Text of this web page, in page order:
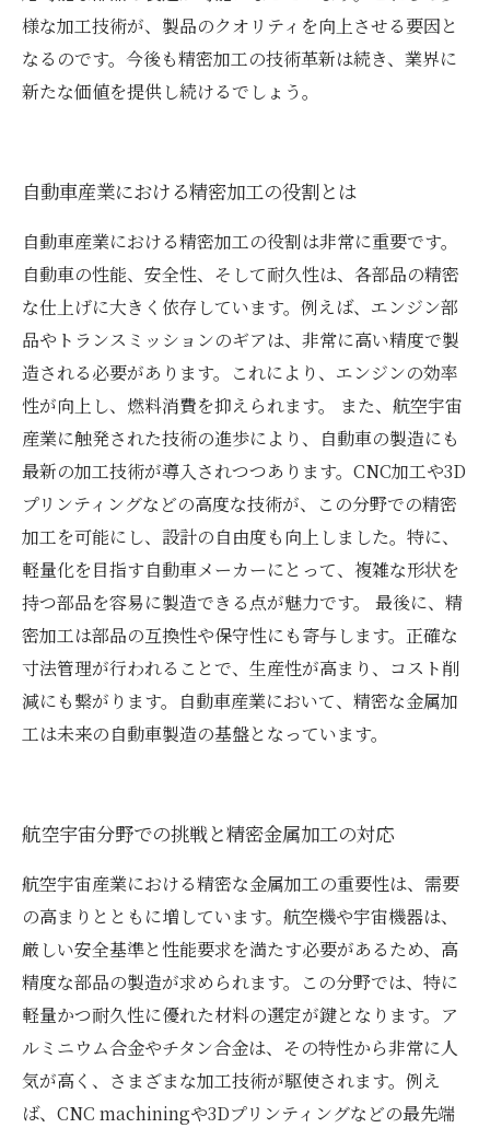
様な加工技術が、製品のクオリティを向上させる要因と
なるのです。今後も精密加工の技術革新は続き、業界に
新たな価値を提供し続けるでしょう。
自動車産業における精密加工の役割とは
自動車産業における精密加工の役割は非常に重要です。
自動車の性能、安全性、そして耐久性は、各部品の精密
な仕上げに大きく依存しています。例えば、エンジン部
品やトランスミッションのギアは、非常に高い精度で製
造される必要があります。これにより、エンジンの効率
性が向上し、燃料消費を抑えられます。 また、航空宇宙
産業に触発された技術の進歩により、自動車の製造にも
最新の加工技術が導入されつつあります。CNC加工や3D
プリンティングなどの高度な技術が、この分野での精密
加工を可能にし、設計の自由度も向上しました。特に、
軽量化を目指す自動車メーカーにとって、複雑な形状を
持つ部品を容易に製造できる点が魅力です。 最後に、精
密加工は部品の互換性や保守性にも寄与します。正確な
寸法管理が行われることで、生産性が高まり、コスト削
減にも繋がります。自動車産業において、精密な金属加
工は未来の自動車製造の基盤となっています。
航空宇宙分野での挑戦と精密金属加工の対応
航空宇宙産業における精密な金属加工の重要性は、需要
の高まりとともに増しています。航空機や宇宙機器は、
厳しい安全基準と性能要求を満たす必要があるため、高
精度な部品の製造が求められます。この分野では、特に
軽量かつ耐久性に優れた材料の選定が鍵となります。ア
ルミニウム合金やチタン合金は、その特性から非常に人
気が高く、さまざまな加工技術が駆使されます。例え
ば、CNC machiningや3Dプリンティングなどの最先端